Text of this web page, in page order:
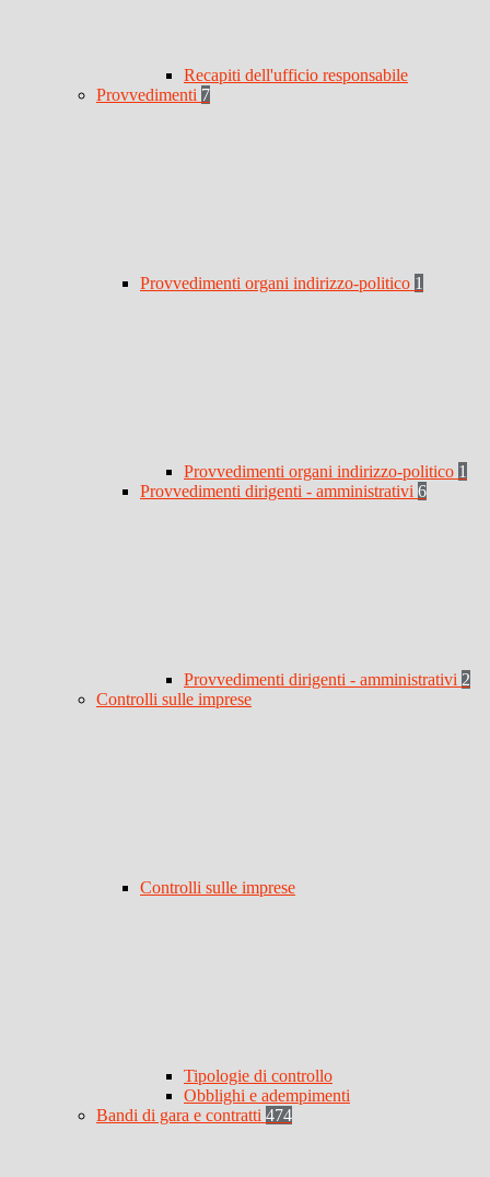
Recapiti dell'ufficio responsabile
Provvedimenti 7
Provvedimenti organi indirizzo-politico 1
Provvedimenti organi indirizzo-politico 1
Provvedimenti dirigenti - amministrativi 6
Provvedimenti dirigenti - amministrativi 2
Controlli sulle imprese
Controlli sulle imprese
Tipologie di controllo
Obblighi e adempimenti
Bandi di gara e contratti 474